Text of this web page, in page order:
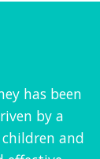
has been
by a
and